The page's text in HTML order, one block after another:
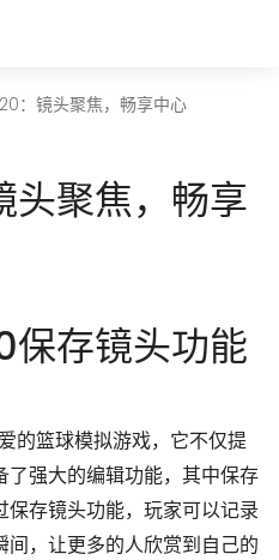
：镜头聚焦，畅享中心
头聚焦，畅享
保存镜头功能
的篮球模拟游戏，它不仅提
强大的编辑功能，其中保存
存镜头功能，玩家可以记录
，让更多的人欣赏到自己的